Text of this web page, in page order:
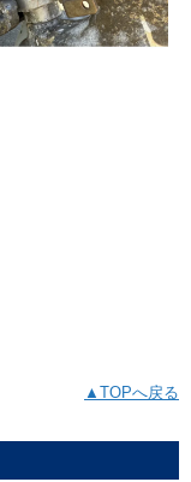
▲TOPへ戻る